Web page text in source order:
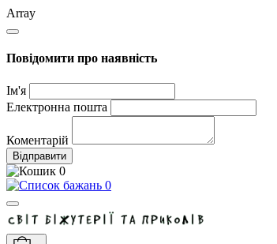
Array
Повідомити про наявність
Ім'я
Електронна пошта
Коментарій
Відправити
0
0